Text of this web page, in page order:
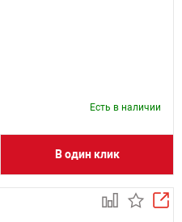
Есть в наличии
В один клик